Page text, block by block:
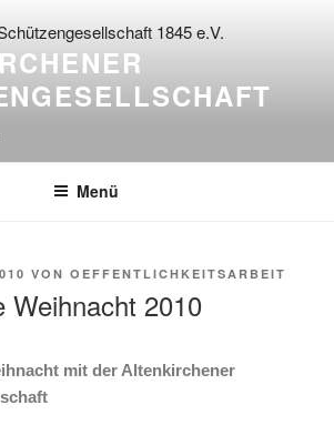
Menü
VON OEFFENTLICHKEITSARBEIT
Weihnacht 2010
mit der Altenkirchener